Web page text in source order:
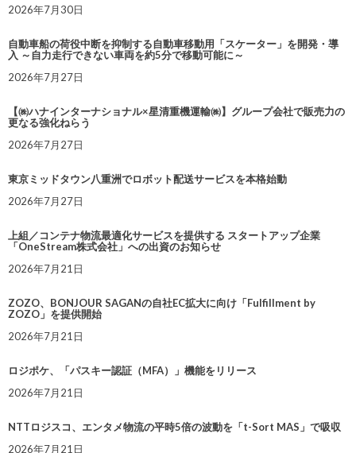
2026年7月30日
自動車船の荷役中断を抑制する自動車移動用「スケーター」を開発・導
入 ～自力走行できない車両を約5分で移動可能に～
2026年7月27日
【㈱ハナインターナショナル×星清重機運輸㈱】グループ会社で販売力の
更なる強化ねらう
2026年7月27日
東京ミッドタウン八重洲でロボット配送サービスを本格始動
2026年7月27日
上組／コンテナ物流最適化サービスを提供する スタートアップ企業
「OneStream株式会社」への出資のお知らせ
2026年7月21日
ZOZO、BONJOUR SAGANの自社EC拡大に向け「Fulfillment by
ZOZO」を提供開始
2026年7月21日
ロジポケ、「パスキー認証（MFA）」機能をリリース
2026年7月21日
NTTロジスコ、エンタメ物流の平時5倍の波動を「t-Sort MAS」で吸収
2026年7月21日